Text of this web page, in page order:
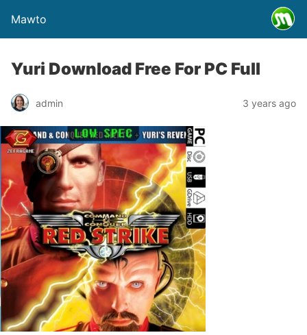
Mawto
Yuri Download Free For PC Full
admin 3 years ago